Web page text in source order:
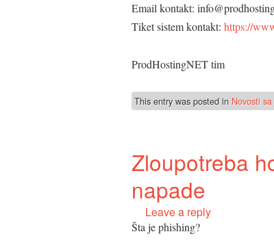
Email kontakt:
Tiket sistem kontakt: https://
ProdHostingNET tim
This entry was posted in Novosti
Zloupotreba
napade
Leave a reply
Šta je phishing?